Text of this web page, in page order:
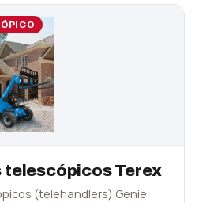
telescópicos Terex
(telehandlers) Genie